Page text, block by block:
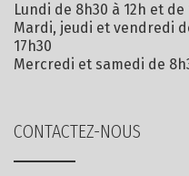
Lundi de 8h30 à 12h et de
Mardi, jeudi et vendredi
17h30
Mercredi et samedi de
CONTACTEZ-NOUS